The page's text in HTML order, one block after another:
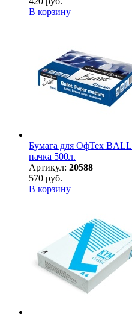
В корзину
Бумага для ОфТех
пачка 500л.
Артикул: 20588
570 руб.
В корзину